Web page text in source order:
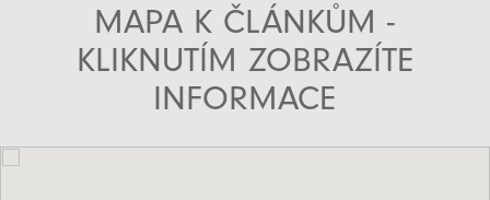
MAPA K ČLÁNKŮM -
KLIKNUTÍM ZOBRAZÍTE
INFORMACE